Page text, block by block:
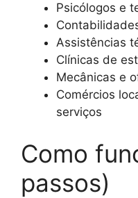
Psicólogos e
Assistências
Clínicas de
Mecânicas e
Comércios
serviços
Como
passos)